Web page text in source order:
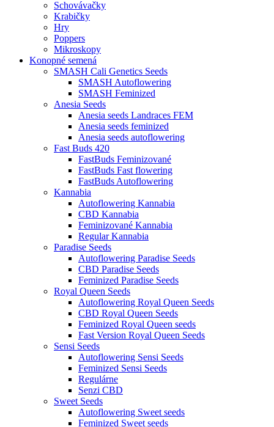
Schovávačky
Krabičky
Hry
Poppers
Mikroskopy
Konopné semená
SMASH Cali Genetics Seeds
SMASH Autoflowering
SMASH Feminized
Anesia Seeds
Anesia seeds Landraces FEM
Anesia seeds feminized
Anesia seeds autoflowering
Fast Buds 420
FastBuds Feminizované
FastBuds Fast flowering
FastBuds Autoflowering
Kannabia
Autoflowering Kannabia
CBD Kannabia
Feminizované Kannabia
Regular Kannabia
Paradise Seeds
Autoflowering Paradise Seeds
CBD Paradise Seeds
Feminized Paradise Seeds
Royal Queen Seeds
Autoflowering Royal Queen Seeds
CBD Royal Queen Seeds
Feminized Royal Queen seeds
Fast Version Royal Queen Seeds
Sensi Seeds
Autoflowering Sensi Seeds
Feminized Sensi Seeds
Regulárne
Senzi CBD
Sweet Seeds
Autoflowering Sweet seeds
Feminized Sweet seeds